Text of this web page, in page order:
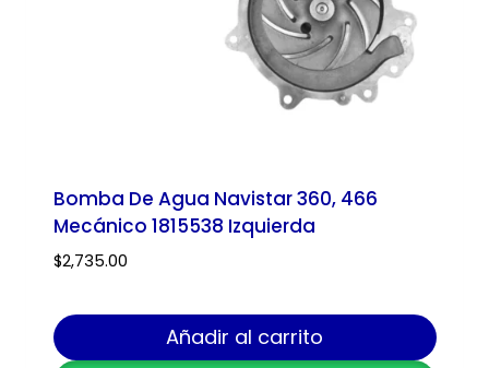
Bomba De Agua Navistar 360, 466
Mecánico 1815538 Izquierda
$2,735.00
Añadir al carrito